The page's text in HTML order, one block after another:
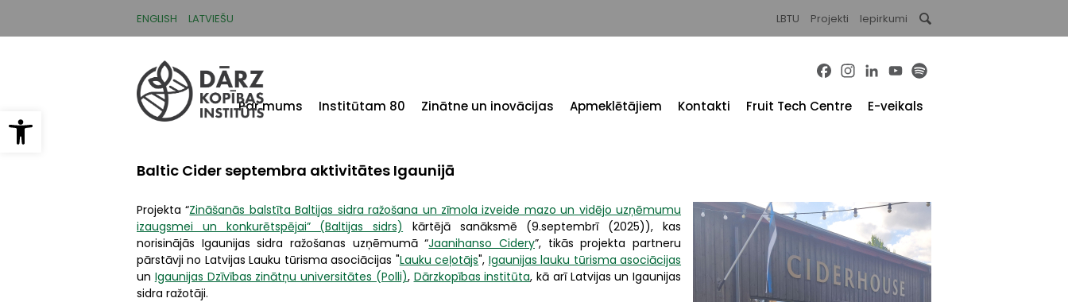
Open toolbar
ENGLISH LATVIEŠU LBTU Projekti Iepirkumi
Facebook
Instagram
LinkedInYouTube
Par mums Institūtam 80 Zinātne un inovācijas Apmeklētājiem Kontakti Fruit Tech Centre E-veikals
Baltic Cider septembra aktivitātes Igaunijā
Projekta “Zināšanās balstīta Baltijas sidra ražošana un zīmola izveide mazo un vidējo uzņēmumu
izaugsmei un konkurētspējai” (Baltijas sidrs)
kārtējā sanāksmē (9.septembrī (2025)), kas
norisinājās Igaunijas sidra ražošanas uzņēmumā “Jaanihanso Cidery”, tikās projekta partneru
pārstāvji no Latvijas Lauku tūrisma asociācijas "Lauku ceļotājs", Igaunijas lauku tūrisma asociācijas
un Igaunijas Dzīvības zinātņu universitātes (Polli), Dārzkopības institūta, kā arī Latvijas un Igaunijas
sidra ražotāji.